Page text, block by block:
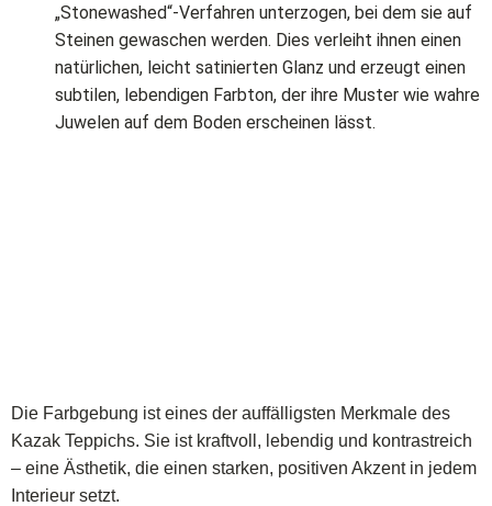
„Stonewashed“-Verfahren unterzogen, bei dem sie auf
Steinen gewaschen werden. Dies verleiht ihnen einen
natürlichen, leicht satinierten Glanz und erzeugt einen
subtilen, lebendigen Farbton, der ihre Muster wie wahre
Juwelen auf dem Boden erscheinen lässt.
Die Farbgebung ist eines der auffälligsten Merkmale des
Kazak Teppichs. Sie ist kraftvoll, lebendig und kontrastreich
– eine Ästhetik, die einen starken, positiven Akzent in jedem
Interieur setzt.